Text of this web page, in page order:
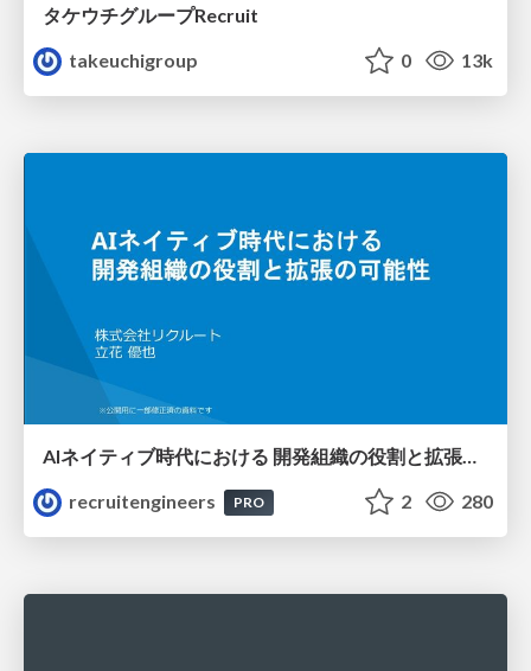
タケウチグループRecruit
takeuchigroup
0 13k
AIネイティブ時代における 開発組織の役割と拡張の可能性
recruitengineers
PRO 2 280